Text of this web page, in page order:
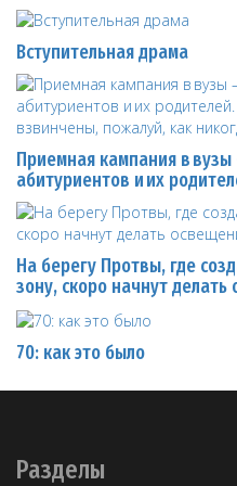
Вступительная драма
Приемная кампания в вузы
абитуриентов и их
На берегу Протвы, где
зону, скоро начнут
70: как это было
Разделы